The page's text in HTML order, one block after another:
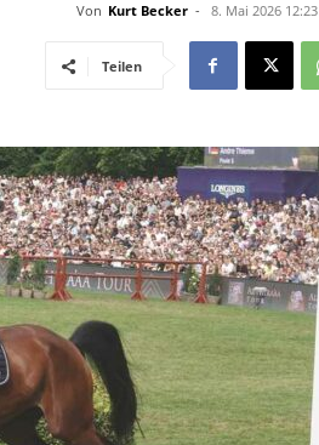
für
die
Von Kurt Becker - 8. Mai 2026 12:23
Teilen